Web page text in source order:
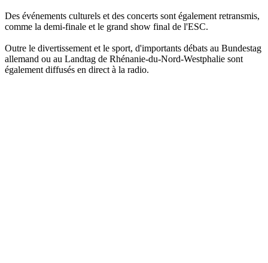
Des événements culturels et des concerts sont également retransmis,
comme la demi-finale et le grand show final de l'ESC.
Outre le divertissement et le sport, d'importants débats au Bundestag
allemand ou au Landtag de Rhénanie-du-Nord-Westphalie sont
également diffusés en direct à la radio.